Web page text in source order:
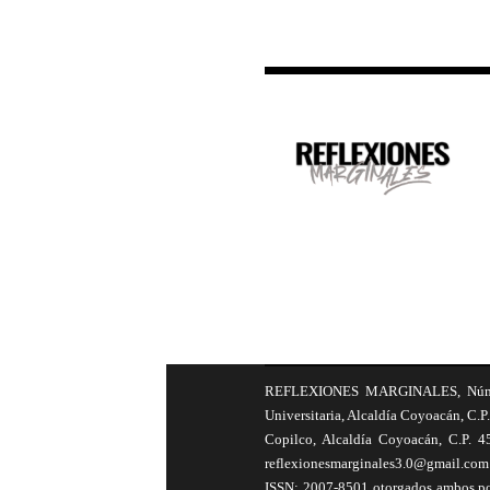
REFLEXIONES MARGINALES,
Universitaria, Alcaldía Coyoacán,
Copilco, Alcaldía Coyoacán, C.P.